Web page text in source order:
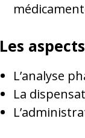
Les
L’analyse
La